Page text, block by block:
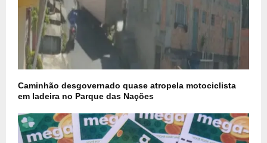
Caminhão desgovernado quase atropela motociclista
em ladeira no Parque das Nações